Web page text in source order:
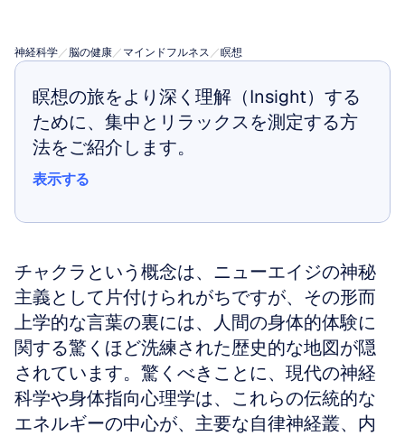
神経科学／脳の健康／マインドフルネス／瞑想
瞑想の旅をより深く理解（Insight）する
ために、集中とリラックスを測定する方
法をご紹介します。
表示する
チャクラという概念は、ニューエイジの神秘
主義として片付けられがちですが、その形而
上学的な言葉の裏には、人間の身体的体験に
関する驚くほど洗練された歴史的な地図が隠
されています。驚くべきことに、現代の神経
科学や身体指向心理学は、これらの伝統的な
エネルギーの中心が、主要な自律神経叢、内